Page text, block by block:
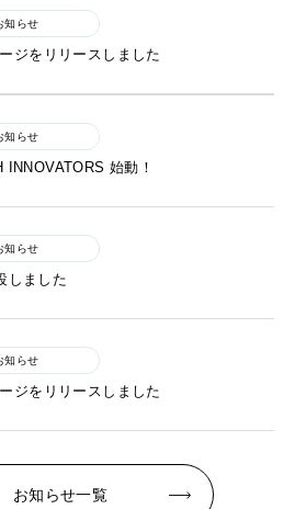
知らせ
ジをリリースしました
知らせ
始動！
知らせ
しました
知らせ
ジをリリースしました
お知らせ一覧